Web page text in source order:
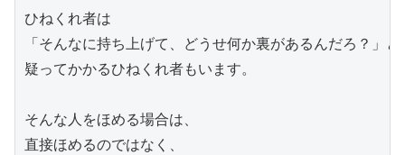
ひねくれ者は
「そんなに持ち上げて、どうせ何か裏があるんだろ？」と
疑ってかかるひねくれ者もいます。
そんな人をほめる場合は、
直接ほめるのではなく、